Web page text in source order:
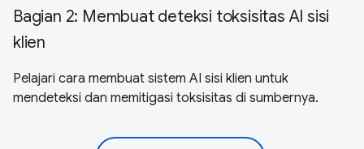
Bagian 2: Membuat deteksi toksisitas AI sisi
klien
Pelajari cara membuat sistem AI sisi klien untuk
mendeteksi dan memitigasi toksisitas di sumbernya.